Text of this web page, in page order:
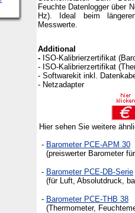
Feuchte Datenlogger über
Hz). Ideal beim
Messwerte.
Additional
- ISO-Kalibrierzertifikat
- ISO-Kalibrierzertifikat
- Softwarekit inkl.
- Netzadapter
Hier sehen Sie weitere
- Barometer PCE-APM 30
(preiswerter Barometer
- Barometer PCE-DB-Serie
(für Luft, Absolutdruck,
- Barometer PCE-THB 38
(Thermometer,